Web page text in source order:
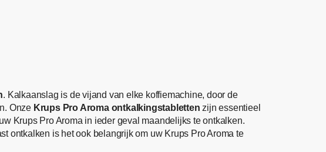
. Kalkaanslag is de vijand van elke koffiemachine, door de
Onze Krups Pro Aroma ontkalkingstabletten zijn essentieel
Krups Pro Aroma in ieder geval maandelijks te ontkalken.
ontkalken is het ook belangrijk om uw Krups Pro Aroma te